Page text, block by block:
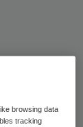
browsing data
tracking